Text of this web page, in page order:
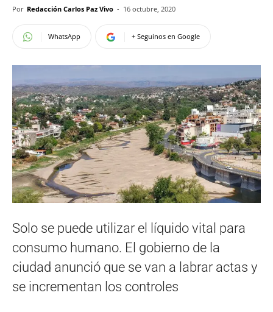
Por Redacción Carlos Paz Vivo - 16 octubre, 2020
WhatsApp + Seguinos en Google
Solo se puede utilizar el líquido vital para
consumo humano. El gobierno de la
ciudad anunció que se van a labrar actas y
se incrementan los controles